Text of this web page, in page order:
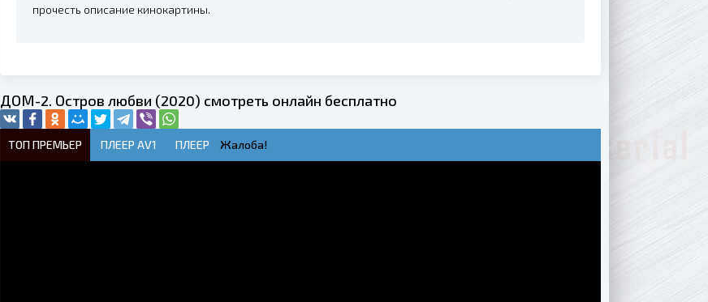
прочесть описание кинокартины.
ДОМ-2. Остров любви (2020) смотреть онлайн бесплатно
ТОП ПРЕМЬЕР ПЛЕЕР AV1 ПЛЕЕР Жалоба!